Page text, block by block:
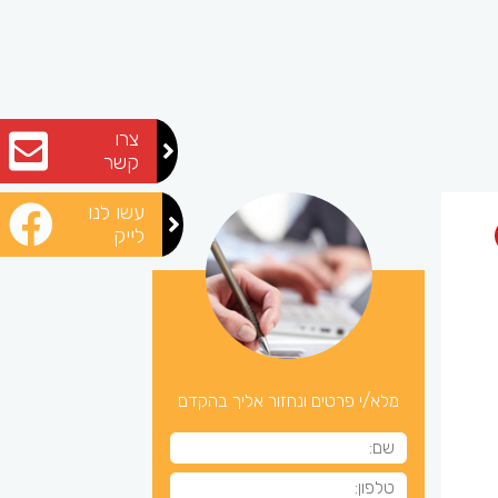
צרו
קשר
עשו לנו
לייק
מלא/י פרטים ונחזור אליך בהקדם